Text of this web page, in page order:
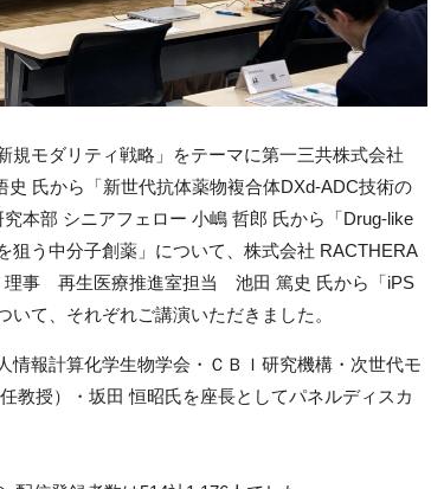
規モダリティ戦略」をテーマに第一三共株式会社
氏から「新世代抗体薬物複合体DXd-ADC技術の
本部 シニアフェロー 小嶋 哲郎 氏から「Drug-like
狙う中分子創薬」について、株式会社 RACTHERA
事 再生医療推進室担当 池田 篤史 氏から「iPS
て、それぞれご講演いただきました。
情報計算化学生物学会・ＣＢＩ研究機構・次世代モ
教授）・坂田 恒昭氏を座長としてパネルディスカ